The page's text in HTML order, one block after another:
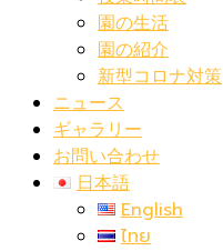
園の生活
園の紹介
新型コロナ対策
ニュース
ギャラリー
お問い合わせ
日本語
English
ไทย